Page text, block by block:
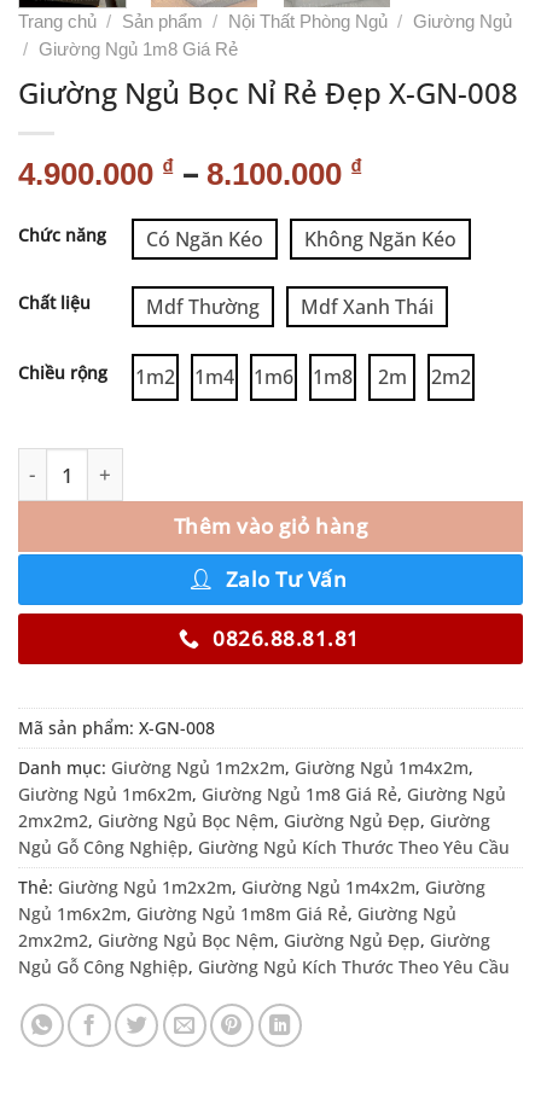
Trang chủ / Sản phẩm / Nội Thất Phòng Ngủ / Giường Ngủ
/ Giường Ngủ 1m8 Giá Rẻ
Giường Ngủ Bọc Nỉ Rẻ Đẹp X-GN-008
4.900.000 ₫ – 8.100.000 ₫
Chức năng Có Ngăn Kéo Không Ngăn Kéo
Chất liệu Mdf Thường Mdf Xanh Thái
Chiều rộng 1m2 1m4 1m6 1m8 2m 2m2
Thêm vào giỏ hàng
Zalo Tư Vấn
0826.88.81.81
Mã sản phẩm: X-GN-008
Danh mục: Giường Ngủ 1m2x2m, Giường Ngủ 1m4x2m,
Giường Ngủ 1m6x2m, Giường Ngủ 1m8 Giá Rẻ, Giường Ngủ
2mx2m2, Giường Ngủ Bọc Nệm, Giường Ngủ Đẹp, Giường
Ngủ Gỗ Công Nghiệp, Giường Ngủ Kích Thước Theo Yêu Cầu
Thẻ: Giường Ngủ 1m2x2m, Giường Ngủ 1m4x2m, Giường
Ngủ 1m6x2m, Giường Ngủ 1m8m Giá Rẻ, Giường Ngủ
2mx2m2, Giường Ngủ Bọc Nệm, Giường Ngủ Đẹp, Giường
Ngủ Gỗ Công Nghiệp, Giường Ngủ Kích Thước Theo Yêu Cầu